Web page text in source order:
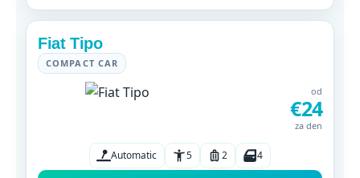
Fiat Tipo
COMPACT CAR
od
€24
za den
Automatic 5 2 4